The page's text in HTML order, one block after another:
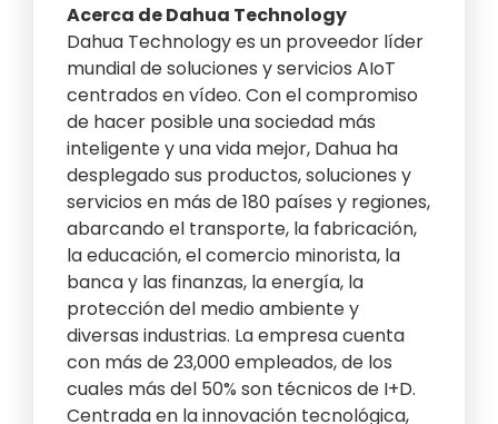
Acerca de Dahua Technology
Dahua Technology es un proveedor líder
mundial de soluciones y servicios AIoT
centrados en vídeo. Con el compromiso
de hacer posible una sociedad más
inteligente y una vida mejor, Dahua ha
desplegado sus productos, soluciones y
servicios en más de 180 países y regiones,
abarcando el transporte, la fabricación,
la educación, el comercio minorista, la
banca y las finanzas, la energía, la
protección del medio ambiente y
diversas industrias. La empresa cuenta
con más de 23,000 empleados, de los
cuales más del 50% son técnicos de I+D.
Centrada en la innovación tecnológica,